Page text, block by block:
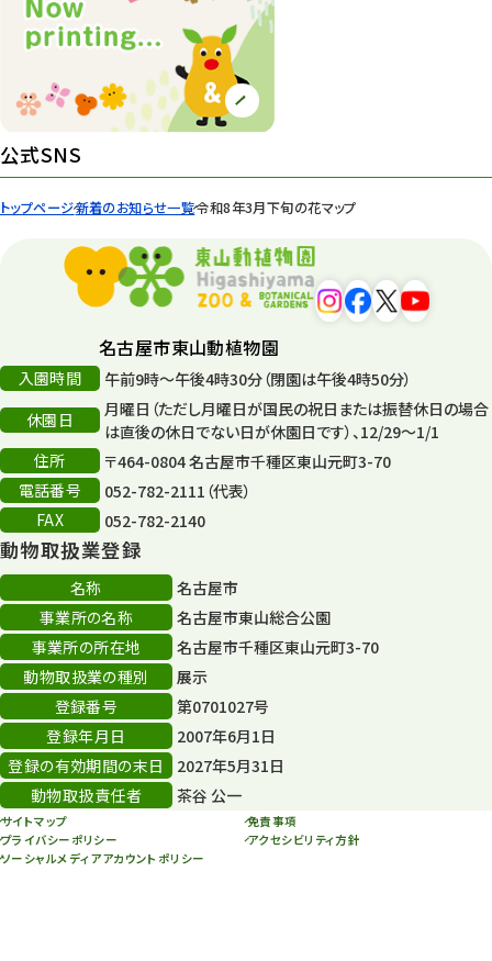
トップページ新着のお知らせ一覧令和8年3月下旬の花マップ
公式SNS
名古屋市東山動植物園
入園時間
午前9時～午後4時30分（閉園は午後4時50分）
休園日
月曜日（ただし月曜日が国民の祝日または振替休日の場合
は直後の休日でない日が休園日です）、12/29～1/1
住所
〒464-0804 名古屋市千種区東山元町3-70
電話番号
052-782-2111（代表）
FAX
052-782-2140
動物取扱業登録
名称
名古屋市
事業所の名称
名古屋市東山総合公園
事業所の所在地
名古屋市千種区東山元町3-70
動物取扱業の種別
展示
登録番号
第0701027号
登録年月日
2007年6月1日
登録の有効期間の末日
2027年5月31日
動物取扱責任者
茶谷 公一
サイトマップ
免責事項
プライバシーポリシー
アクセシビリティ方針
ソーシャルメディアアカウントポリシー